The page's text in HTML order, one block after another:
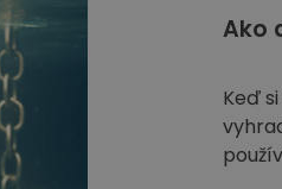
Ako
Keď